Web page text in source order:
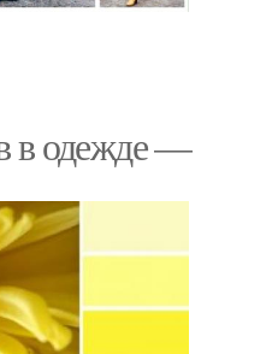
в одежде —